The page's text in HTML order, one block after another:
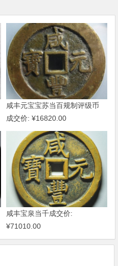
咸丰元宝宝苏当百规制评级币
成交价: ¥16820.00
咸丰宝泉当千成交价:
¥71010.00